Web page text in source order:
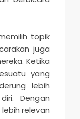
topik
juga
Ketika
yang
lebih
Dengan
relevan